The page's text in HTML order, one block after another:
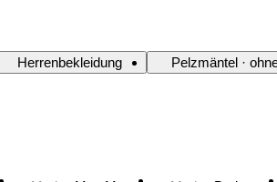
Herrenbekleidung Pelzmäntel ·